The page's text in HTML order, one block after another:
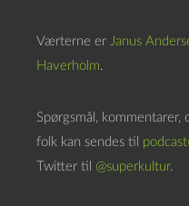
Værterne er Janus
Haverholm.
Spørgsmål,
folk kan sendes til
Twitter til @superkultur.